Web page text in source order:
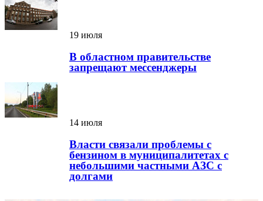
19 июля
В областном правительстве
запрещают мессенджеры
14 июля
Власти связали проблемы с
бензином в муниципалитетах с
небольшими частными АЗС с
долгами